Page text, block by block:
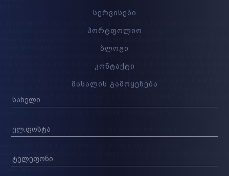
სერვისები
პორტფოლიო
ბლოგი
კონტაქტი
მასალის გამოყენება